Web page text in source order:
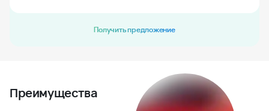
Получить предложение
Преимущества